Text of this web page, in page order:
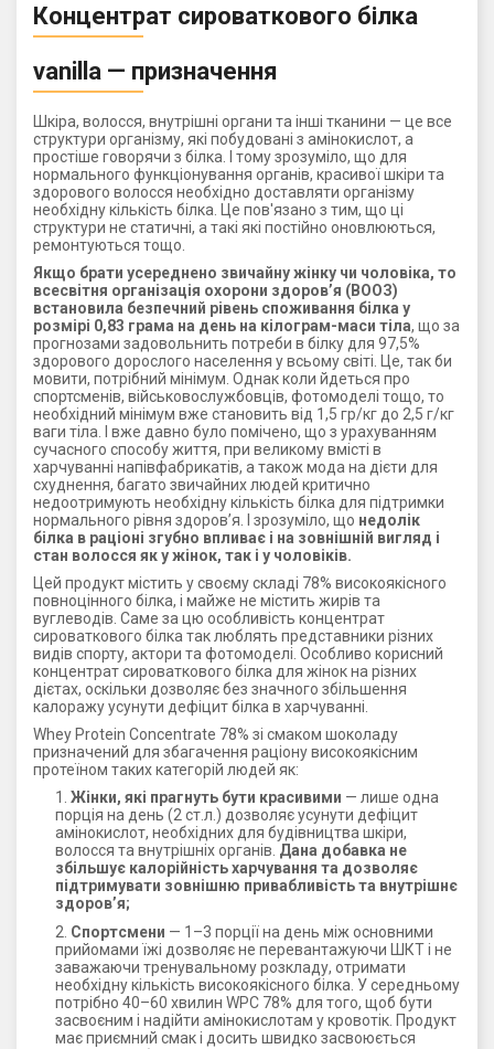
Концентрат сироваткового білка
vanilla — призначення
Шкіра, волосся, внутрішні органи та інші тканини — це все
структури організму, які побудовані з амінокислот, а
простіше говорячи з білка. І тому зрозуміло, що для
нормального функціонування органів, красивої шкіри та
здорового волосся необхідно доставляти організму
необхідну кількість білка. Це пов'язано з тим, що ці
структури не статичні, а такі які постійно оновлюються,
ремонтуються тощо.
Якщо брати усереднено звичайну жінку чи чоловіка, то
всесвітня організація охорони здоров’я (ВООЗ)
встановила безпечний рівень споживання білка у
розмірі 0,83 грама на день на кілограм-маси тіла, що за
прогнозами задовольнить потреби в білку для 97,5%
здорового дорослого населення у всьому світі. Це, так би
мовити, потрібний мінімум. Однак коли йдеться про
спортсменів, військовослужбовців, фотомоделі тощо, то
необхідний мінімум вже становить від 1,5 гр/кг до 2,5 г/кг
ваги тіла. І вже давно було помічено, що з урахуванням
сучасного способу життя, при великому вмісті в
харчуванні напівфабрикатів, а також мода на дієти для
схуднення, багато звичайних людей критично
недоотримують необхідну кількість білка для підтримки
нормального рівня здоров’я. І зрозуміло, що недолік
білка в раціоні згубно впливає і на зовнішній вигляд і
стан волосся як у жінок, так і у чоловіків.
Цей продукт містить у своєму складі 78% високоякісного
повноцінного білка, і майже не містить жирів та
вуглеводів. Саме за цю особливість концентрат
сироваткового білка так люблять представники різних
видів спорту, актори та фотомоделі. Особливо корисний
концентрат сироваткового білка для жінок на різних
дієтах, оскільки дозволяє без значного збільшення
калоражу усунути дефіцит білка в харчуванні.
Whey Protein Concentrate 78% зі смаком шоколаду
призначений для збагачення раціону високоякісним
протеїном таких категорій людей як:
Жінки, які прагнуть бути красивими — лише одна
порція на день (2 ст.л.) дозволяє усунути дефіцит
амінокислот, необхідних для будівництва шкіри,
волосся та внутрішніх органів. Дана добавка не
збільшує калорійність харчування та дозволяє
підтримувати зовнішню привабливість та внутрішнє
здоров’я;
Спортсмени — 1–3 порції на день між основними
прийомами їжі дозволяє не перевантажуючи ШКТ і не
заважаючи тренувальному розкладу, отримати
необхідну кількість високоякісного білка. У середньому
потрібно 40–60 хвилин WPC 78% для того, щоб бути
засвоєним і надійти амінокислотам у кровотік. Продукт
має приємний смак і досить швидко засвоюється